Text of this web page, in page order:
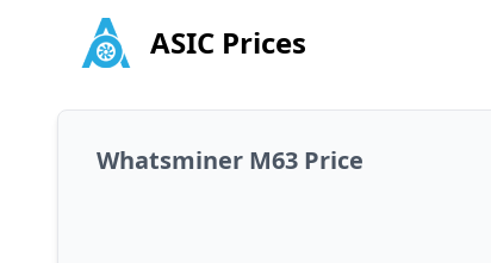
ASIC Prices
Whatsminer M63 Price